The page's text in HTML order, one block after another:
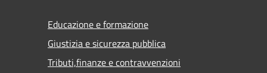
Educazione e formazione
Giustizia e sicurezza pubblica
Tributi,finanze e contravvenzioni